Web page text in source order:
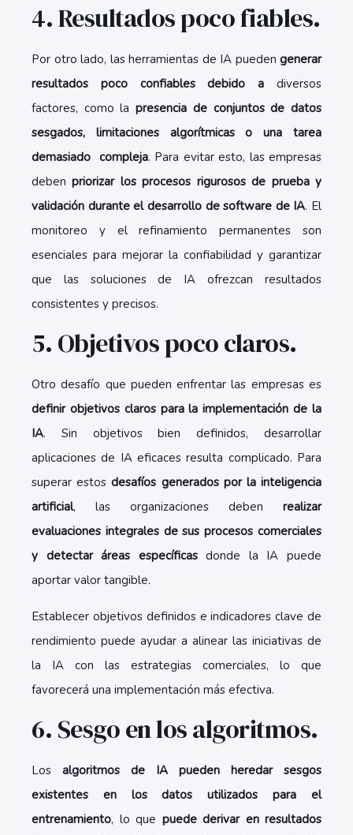
4. Resultados poco fiables.
Por otro lado, las herramientas de IA pueden generar
resultados poco confiables debido a diversos
factores, como lapresencia de conjuntos de datos
sesgados, limitaciones algorítmicas o una tarea
demasiado compleja. Para evitar esto, las empresas
debenpriorizar los procesos rigurosos de prueba y
validación durante el desarrollo de software de IA. El
monitoreo y el refinamiento permanentes son
esenciales para mejorar la confiabilidad y garantizar
que las soluciones de IA ofrezcan resultados
consistentes y precisos.
5. Objetivos poco claros.
Otro desafío que pueden enfrentar las empresas es
definir objetivos claros para la implementación de la
IA. Sin objetivos bien definidos, desarrollar
aplicaciones de IA eficaces resulta complicado. Para
superar estosdesafíos generados por la inteligencia
artificial, las organizaciones deben realizar
evaluaciones integrales de sus procesos comerciales
y detectar áreas específicasdonde la IA puede
aportar valor tangible.
Establecer objetivos definidos e indicadores clave de
rendimiento puede ayudar a alinear las iniciativas de
la IA con las estrategias comerciales, lo que
favorecerá una implementación más efectiva.
6. Sesgo en los algoritmos.
Los algoritmos de IA pueden heredar sesgos
existentes en los datos utilizados para el
entrenamiento, lo que puede derivar en resultados